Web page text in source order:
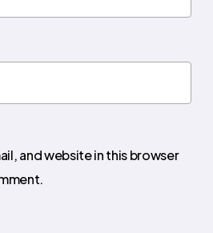
and website in this browser